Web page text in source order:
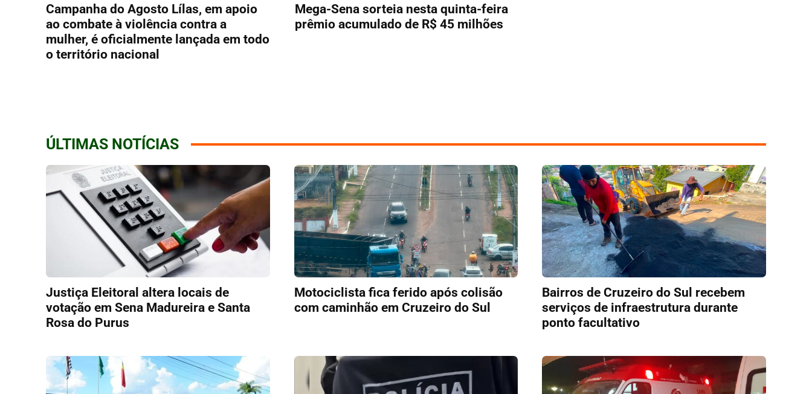
Campanha do Agosto Lílas, em apoio
ao combate à violência contra a
mulher, é oficialmente lançada em todo
o território nacional
Mega-Sena sorteia nesta quinta-feira
prêmio acumulado de R$ 45 milhões
ÚLTIMAS NOTÍCIAS
Justiça Eleitoral altera locais de
votação em Sena Madureira e Santa
Rosa do Purus
Motociclista fica ferido após colisão
com caminhão em Cruzeiro do Sul
Bairros de Cruzeiro do Sul recebem
serviços de infraestrutura durante
ponto facultativo